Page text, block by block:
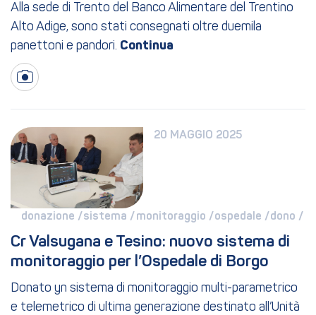
Alla sede di Trento del Banco Alimentare del Trentino
Alto Adige, sono stati consegnati oltre duemila
panettoni e pandori.
20 MAGGIO 2025
donazione / sistema / monitoraggio / ospedale /
Cr Valsugana e Tesino: nuovo sistema di
monitoraggio per l’Ospedale di Borgo
Donato yn sistema di monitoraggio multi-parametrico
e telemetrico di ultima generazione destinato all’Unità